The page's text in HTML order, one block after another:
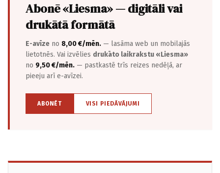
Abonē «Liesma» — digitāli vai
drukātā formātā
E-avīze no 8,00 €/mēn. — lasāma web un mobilajās
lietotnēs. Vai izvēlies drukāto laikrakstu «Liesma»
no 9,50 €/mēn. — pastkastē trīs reizes nedēļā, ar
pieeju arī e-avīzei.
ABONĒT VISI PIEDĀVĀJUMI